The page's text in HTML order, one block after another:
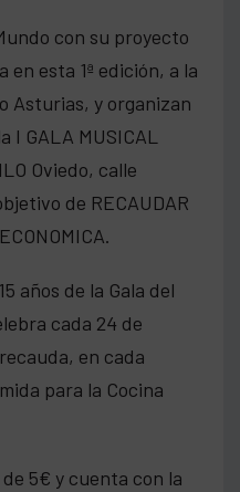
con su proyecto
en esta 1ª edición, a la
Asturias, y organizan
GALA MUSICAL
Oviedo, calle
de RECAUDAR
años de la Gala del
cada 24 de
en cada
para la Cocina
de 5€ y cuenta con la